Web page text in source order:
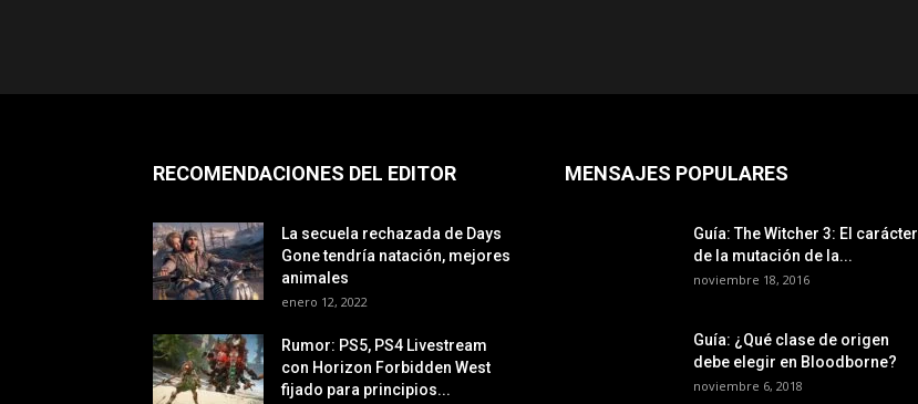
RECOMENDACIONES DEL EDITOR
La secuela rechazada de Days
Gone tendría natación, mejores
animales
enero 12, 2022
Rumor: PS5, PS4 Livestream
con Horizon Forbidden West
fijado para principios...
MENSAJES POPULARES
Guía: The Witcher 3: El carácter
de la mutación de la...
noviembre 18, 2016
Guía: ¿Qué clase de origen
debe elegir en Bloodborne?
noviembre 6, 2018